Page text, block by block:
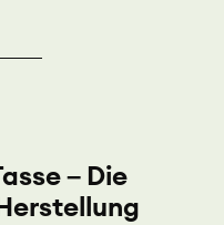
– Die